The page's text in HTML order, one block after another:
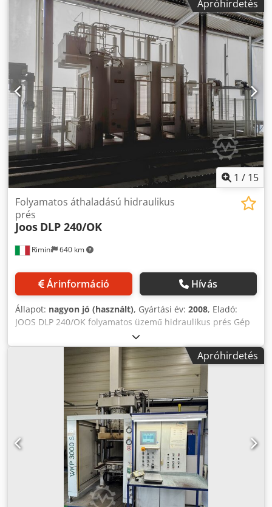
szemben Meghajtóteljesítmény: 22 kW Konténer méretei
(HxSzxM): 1000 x 770 x 535 mm Zárási sebesség:
Gyorsmenet: kb. 40-50 mm/s Lassú záródás: kb. 0 - 20
mm/s Préselési sebesség: kb. 0 - 3 mm/s Lassú nyitás: kb. 0
- 20 mm/s Nyitás, gyorsmenet: kb. 0 - 60 mm/s
Apróhirdetés
1 / 15
Rimini 640 km
Folyamatos áthaladású hidraulikus
prés
Joos DLP 240/OK
Árinformáció Hívás
Állapot: nagyon jó (használt), Gyártási év: 2008, Eladó:
JOOS DLP 240/OK folyamatos üzemű hidraulikus prés Gép
típusa: Folyamatos üzemű hidraulikus prés automatikus
anyag-be- és -kirakó rendszerrel. Alkalmazás: Dcjdpfxsyc
Euks Albok Lapos anyagok egyenletes vastagságú
panelekre történő nagy hőmérsékletű bevonására tervezve.
Főbb adatok: Gyártó: JOOS Típus: DLP 240/OK Gyártási év:
2008 Üzemi feszültség: 400 V / 50 Hz Teljesítményfelvétel:
55,5 kW Hidraulikus hengerek: 8 × 125 mm + 2 × 40 mm
Üzemi nyomás: 245 bar Préselési felület: 4200 × 1400 mm
(H × Sz) Teljes préselési erő: 2400 kN Állapot: nagyon jó
Dokumentáció: teljes Fontos megjegyzés: A gép nem
rendelkezik vezérlőprogrammal. CÍMKÉK: hidraulikus prés,
folyamatos prés, ipari prés, bevonóprés, panelgépek,
gyártósorok, ipari berendezések, JOOS, Siempelkamp,
Orma, Italpresse, Dieffenbacher, Bürkle, Langzauner
Apróhirdetés